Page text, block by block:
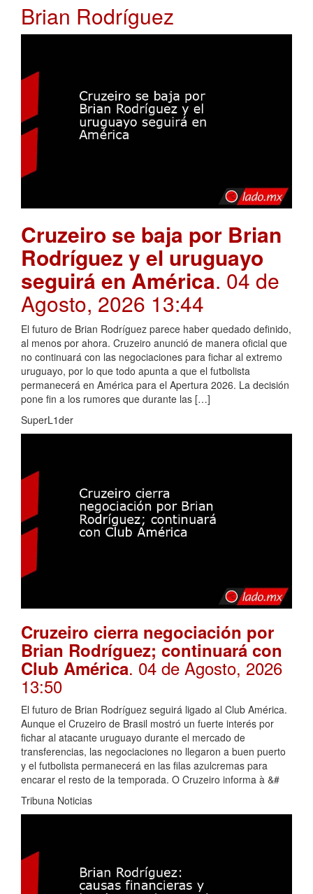
Brian Rodríguez
Cruzeiro se baja por Brian
Rodríguez y el uruguayo
seguirá en América. 04 de
Agosto, 2026 13:44
El futuro de Brian Rodríguez parece haber quedado definido,
al menos por ahora. Cruzeiro anunció de manera oficial que
no continuará con las negociaciones para fichar al extremo
uruguayo, por lo que todo apunta a que el futbolista
permanecerá en América para el Apertura 2026. La decisión
pone fin a los rumores que durante las […]
SuperL1der
Cruzeiro cierra negociación por
Brian Rodríguez; continuará con
Club América. 04 de Agosto, 2026
13:50
El futuro de Brian Rodríguez seguirá ligado al Club América.
Aunque el Cruzeiro de Brasil mostró un fuerte interés por
fichar al atacante uruguayo durante el mercado de
transferencias, las negociaciones no llegaron a buen puerto
y el futbolista permanecerá en las filas azulcremas para
encarar el resto de la temporada. O Cruzeiro informa à &#
Tribuna Noticias